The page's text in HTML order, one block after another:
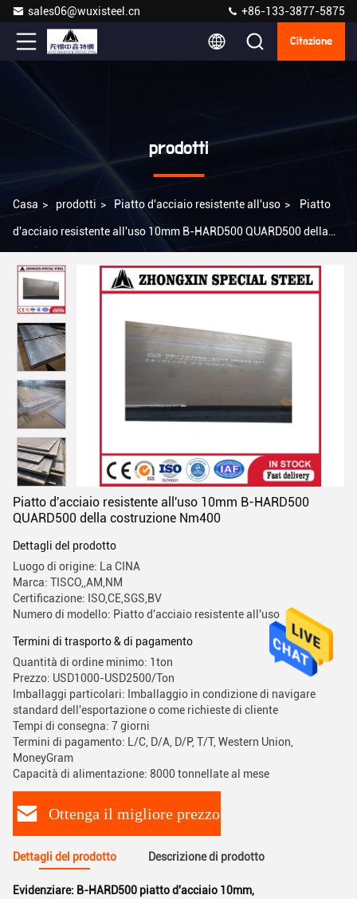
sales06@wuxisteel.cn +86-133-3877-5875
Citazione
prodotti
Casa > prodotti > Piatto d'acciaio resistente all'uso > Piatto
d'acciaio resistente all'uso 10mm B-HARD500 QUARD500 della
Piatto d'acciaio resistente all'uso 10mm B-HARD500
QUARD500 della costruzione Nm400
Dettagli del prodotto
Luogo di origine: La CINA
Marca: TISCO,,AM,NM
Certificazione: ISO,CE,SGS,BV
Numero di modello: Piatto d'acciaio resistente all'uso
Termini di trasporto & di pagamento
Quantità di ordine minimo: 1ton
Prezzo: USD1000-USD2500/Ton
Imballaggi particolari: Imballaggio in condizione di navigare
standard dell'esportazione o come richieste di cliente
Tempi di consegna: 7 giorni
Termini di pagamento: L/C, D/A, D/P, T/T, Western Union,
MoneyGram
Capacità di alimentazione: 8000 tonnellate al mese
Ottenga il migliore prezzo
Dettagli del prodotto Descrizione di prodotto
Evidenziare: B-HARD500 piatto d'acciaio 10mm,